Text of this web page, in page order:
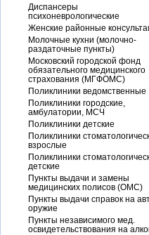
Диспансеры
психоневрологические
Женские районные
Молочные кухни (молочно-
раздаточные пункты)
Московский городской фонд
обязательного медицинского
страхования (МГФОМС)
Поликлиники ведомственные
Поликлиники городские,
амбулатории, МСЧ
Поликлиники детские
Поликлиники
взрослые
Поликлиники
детские
Пункты выдачи и замены
медицинских полисов (ОМС)
Пункты выдачи справок на
оружие
Пункты независимого мед.
освидетельствования на